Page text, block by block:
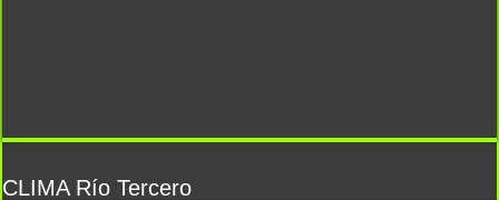
CLIMA Río Tercero